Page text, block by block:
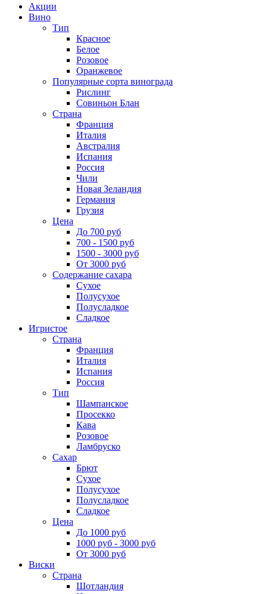
Акции
Вино
Тип
Красное
Белое
Розовое
Оранжевое
Популярные сорта винограда
Рислинг
Совиньон Блан
Страна
Франция
Италия
Австралия
Испания
Россия
Чили
Новая Зеландия
Германия
Грузия
Цена
До 700 руб
700 - 1500 руб
1500 - 3000 руб
От 3000 руб
Содержание сахара
Сухое
Полусухое
Полусладкое
Сладкое
Игристое
Страна
Франция
Италия
Испания
Россия
Тип
Шампанское
Просекко
Кава
Розовое
Ламбруско
Сахар
Брют
Сухое
Полусухое
Полусладкое
Сладкое
Цена
До 1000 руб
1000 руб - 3000 руб
От 3000 руб
Виски
Страна
Шотландия